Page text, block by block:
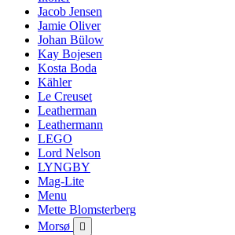
Jacob Jensen
Jamie Oliver
Johan Bülow
Kay Bojesen
Kosta Boda
Kähler
Le Creuset
Leatherman
Leathermann
LEGO
Lord Nelson
LYNGBY
Mag-Lite
Menu
Mette Blomsterberg
Morsø
